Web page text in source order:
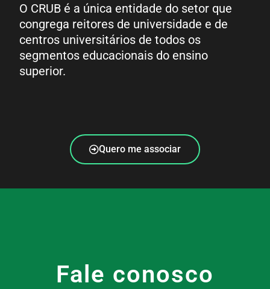
O CRUB é a única entidade do setor que
congrega reitores de universidade e de
centros universitários de todos os
segmentos educacionais do ensino
superior.
Quero me associar
Fale conosco